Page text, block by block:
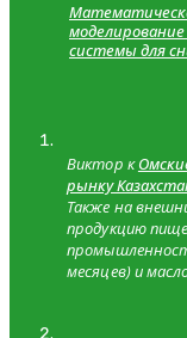
системы для
Виктор к
рынку
Также на
продукцию
месяцев) и